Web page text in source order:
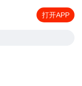
打开APP